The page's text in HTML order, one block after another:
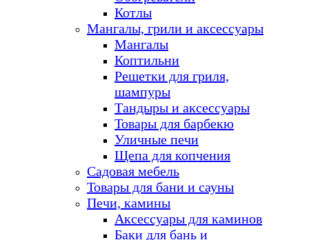
Котлы
Мангалы, грили и аксессуары
Мангалы
Коптильни
Решетки для гриля,
шампуры
Тандыры и аксессуары
Товары для барбекю
Уличные печи
Щепа для копчения
Садовая мебель
Товары для бани и сауны
Печи, камины
Аксессуары для каминов
Баки для бань и